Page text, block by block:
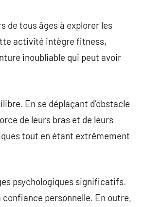
de tous âges à explorer les
activité intègre fitness,
inoubliable qui peut avoir
En se déplaçant d’obstacle
de leurs bras et de leurs
tout en étant extrêmement
psychologiques significatifs.
personnelle. En outre,